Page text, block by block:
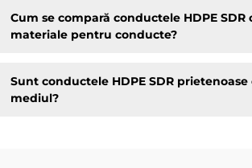
Cum se compară conductele HDPE SDR
materiale pentru conducte?
Sunt conductele HDPE SDR prietenoase
mediul?